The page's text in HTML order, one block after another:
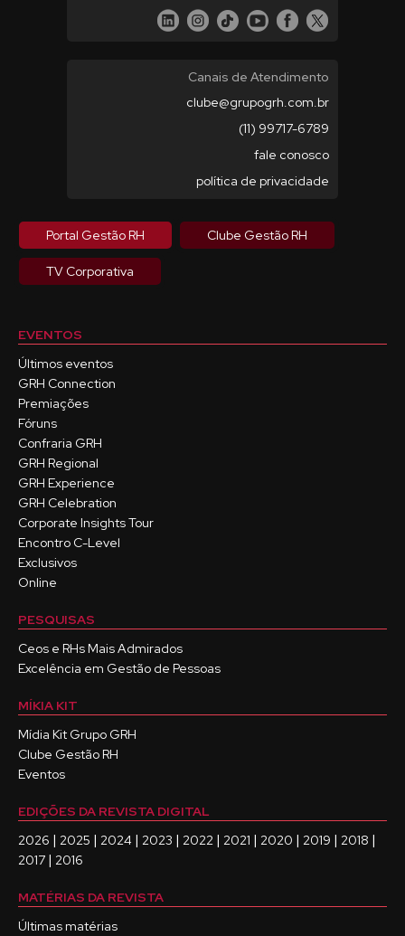
Canais de Atendimento
clube@grupogrh.com.br
(11) 99717-6789
fale conosco
política de privacidade
Portal Gestão RH Clube Gestão RH
TV Corporativa
EVENTOS
Últimos eventos
GRH Connection
Premiações
Fóruns
Confraria GRH
GRH Regional
GRH Experience
GRH Celebration
Corporate Insights Tour
Encontro C-Level
Exclusivos
Online
PESQUISAS
Ceos e RHs Mais Admirados
Excelência em Gestão de Pessoas
MÍKIA KIT
Mídia Kit Grupo GRH
Clube Gestão RH
Eventos
EDIÇÕES DA REVISTA DIGITAL
2026 | 2025 | 2024 | 2023 | 2022 | 2021 | 2020 | 2019 | 2018 |
2017 | 2016
MATÉRIAS DA REVISTA
Últimas matérias